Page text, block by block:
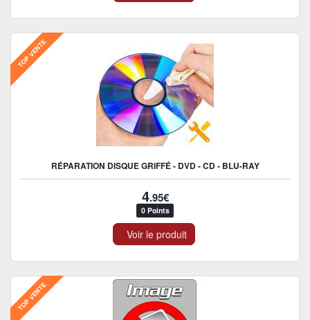
TOP VENTE
RÉPARATION DISQUE GRIFFÉ - DVD - CD - BLU-RAY
4.95€
0 Points
Voir le produit
TOP VENTE